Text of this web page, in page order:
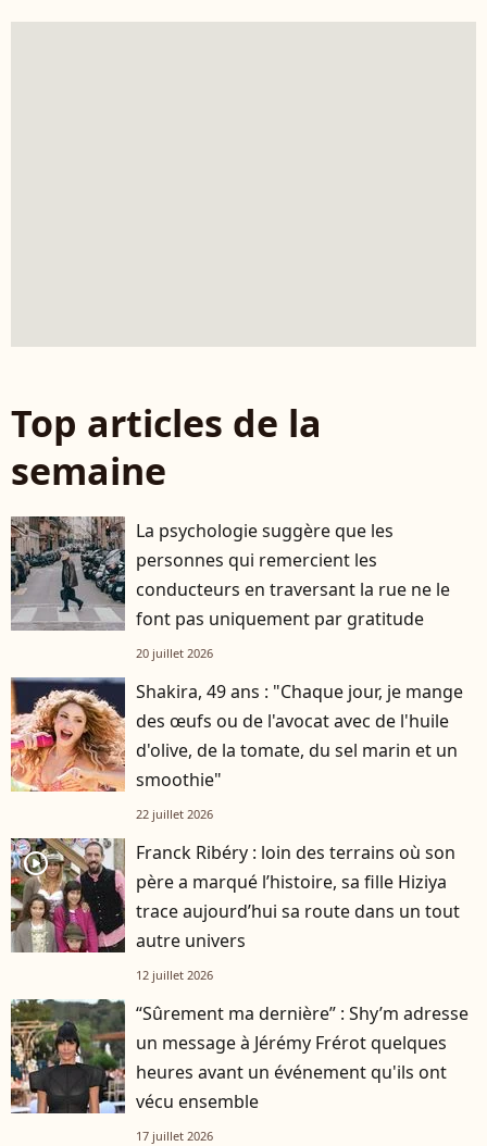
Top articles de la
semaine
La psychologie suggère que les
personnes qui remercient les
conducteurs en traversant la rue ne le
font pas uniquement par gratitude
20 juillet 2026
Shakira, 49 ans : "Chaque jour, je mange
des œufs ou de l'avocat avec de l'huile
d'olive, de la tomate, du sel marin et un
smoothie"
22 juillet 2026
player2
Franck Ribéry : loin des terrains où son
père a marqué l’histoire, sa fille Hiziya
trace aujourd’hui sa route dans un tout
autre univers
12 juillet 2026
“Sûrement ma dernière” : Shy’m adresse
un message à Jérémy Frérot quelques
heures avant un événement qu'ils ont
vécu ensemble
17 juillet 2026